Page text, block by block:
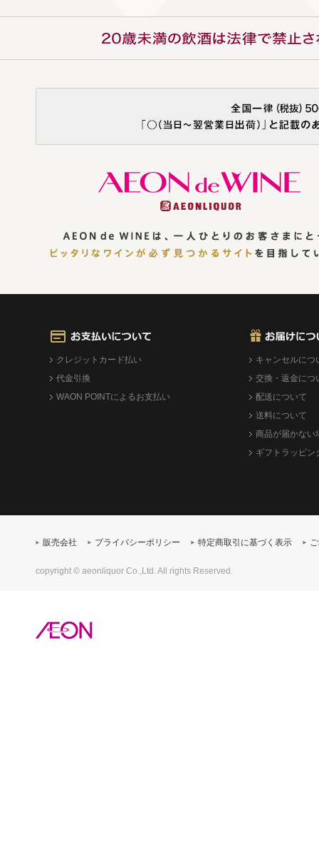
クレジットカード払い
代金引換
WAON POINTによるお支払い
キャンセルにつ
交換・返金につ
配送について
送料について
商品が届かない
ギフトラッピン
販売会社 プライバシーポリシー 特定商取引に基づく表示
copyright © aeonliquor Co.,Ltd. All rights Reserved.